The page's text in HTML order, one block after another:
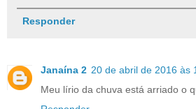
Responder
Janaína 2 20 de abril de 2016 às
Meu lírio da chuva está arriado o